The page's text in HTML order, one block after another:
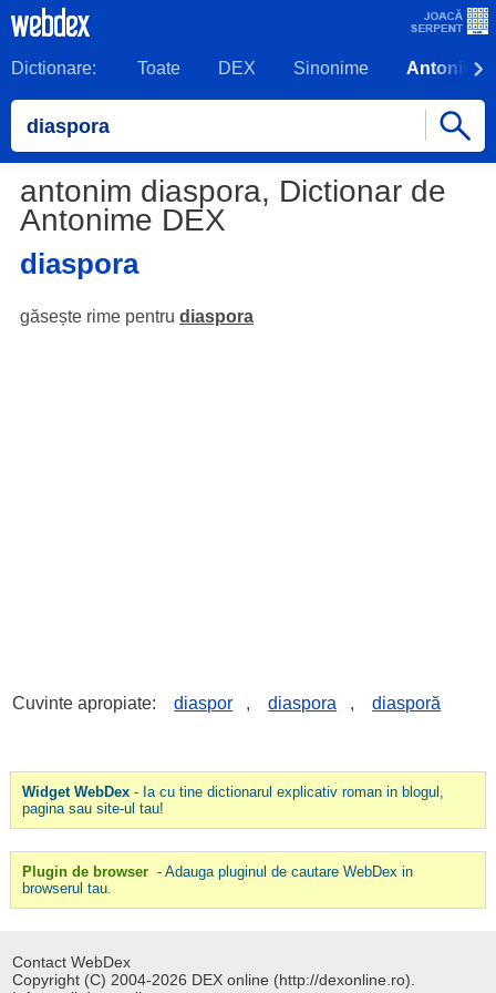
Dictionare: Toate DEX Sinonime Antonime
antonim diaspora, Dictionar de
Antonime DEX
diaspora
găsește rime pentru diaspora
Cuvinte apropiate: diaspor , diaspora , diasporă
Widget WebDex- Ia cu tine dictionarul explicativ roman in blogul,
pagina sau site-ul tau!
Plugin de browser - Adauga pluginul de cautare WebDex in
browserul tau.
Contact WebDex
Copyright (C) 2004-2026 DEX online (http://dexonline.ro).